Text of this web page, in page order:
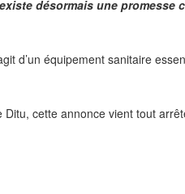
désormais une
d’un équipement sanitaire
cette annonce vient tout